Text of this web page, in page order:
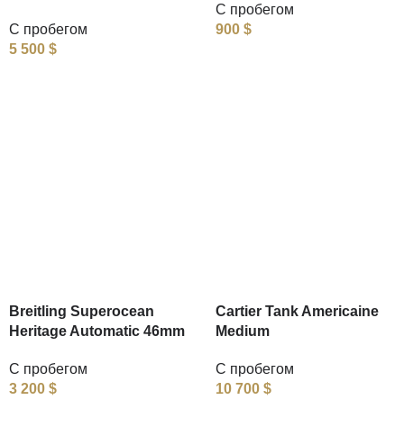
С пробегом
5 500 $
С пробегом
900 $
Breitling Superocean
Heritage Automatic 46mm
С пробегом
3 200 $
Cartier Tank Americaine
Medium
С пробегом
10 700 $